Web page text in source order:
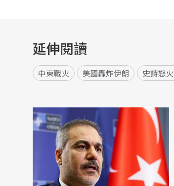
延伸閱讀
中東戰火 美國轟炸伊朗 史詩怒